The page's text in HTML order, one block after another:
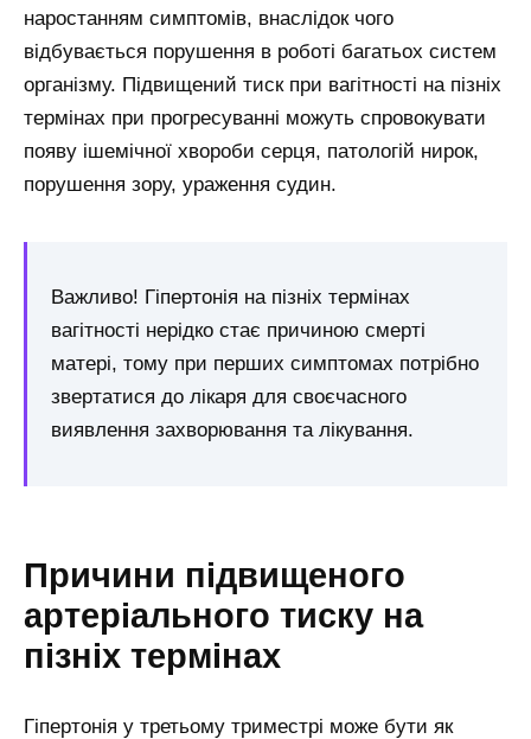
наростанням симптомів, внаслідок чого
відбувається порушення в роботі багатьох систем
організму. Підвищений тиск при вагітності на пізніх
термінах при прогресуванні можуть спровокувати
появу ішемічної хвороби серця, патологій нирок,
порушення зору, ураження судин.
Важливо! Гіпертонія на пізніх термінах
вагітності нерідко стає причиною смерті
матері, тому при перших симптомах потрібно
звертатися до лікаря для своєчасного
виявлення захворювання та лікування.
Причини підвищеного
артеріального тиску на
пізніх термінах
Гіпертонія у третьому триместрі може бути як